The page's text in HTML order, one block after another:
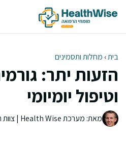
לתוכן
בית› מחלות ותסמינים
הזעות יתר:
וטיפול יומיומי
מאת: מערכת Health Wise | צוות העריכה